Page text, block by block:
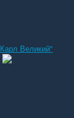
Великий"